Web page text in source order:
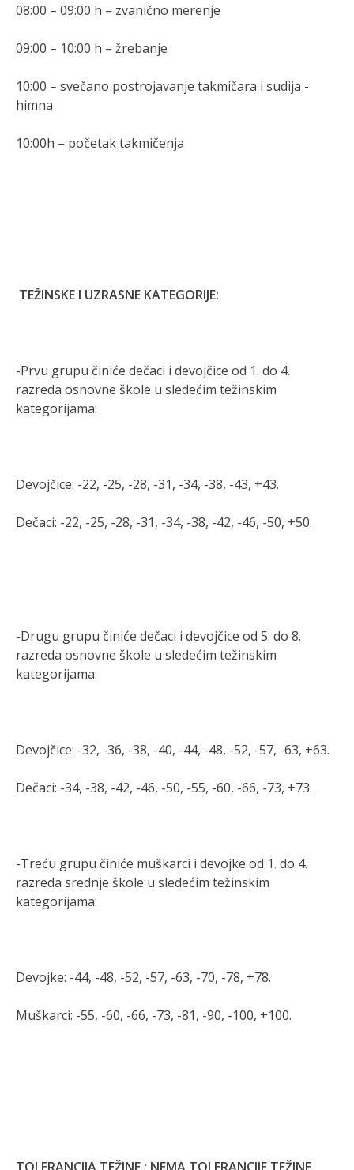
08:00 – 09:00 h – zvanično merenje
09:00 – 10:00 h – žrebanje
10:00 – svečano postrojavanje takmičara i sudija -
himna
10:00h – početak takmičenja
TEŽINSKE I UZRASNE KATEGORIJE:
-Prvu grupu činiće dečaci i devojčice od 1. do 4.
razreda osnovne škole u sledećim težinskim
kategorijama:
Devojčice: -22, -25, -28, -31, -34, -38, -43, +43.
Dečaci: -22, -25, -28, -31, -34, -38, -42, -46, -50, +50.
-Drugu grupu činiće dečaci i devojčice od 5. do 8.
razreda osnovne škole u sledećim težinskim
kategorijama:
Devojčice: -32, -36, -38, -40, -44, -48, -52, -57, -63, +63.
Dečaci: -34, -38, -42, -46, -50, -55, -60, -66, -73, +73.
-Treću grupu činiće muškarci i devojke od 1. do 4.
razreda srednje škole u sledećim težinskim
kategorijama:
Devojke: -44, -48, -52, -57, -63, -70, -78, +78.
Muškarci: -55, -60, -66, -73, -81, -90, -100, +100.